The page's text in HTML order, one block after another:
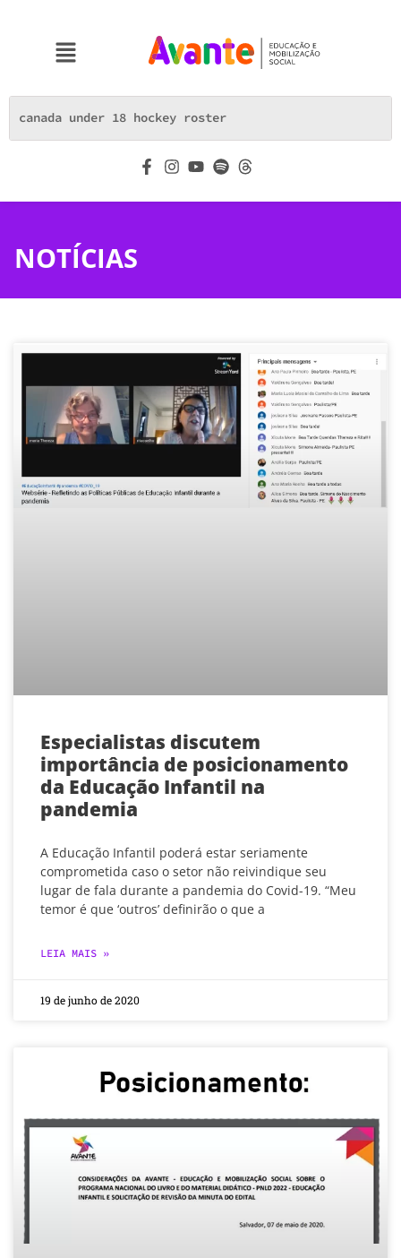
NOTÍCIAS
Especialistas discutem
importância de posicionamento
da Educação Infantil na
pandemia
A Educação Infantil poderá estar seriamente
comprometida caso o setor não reivindique seu
lugar de fala durante a pandemia do Covid-19. “Meu
temor é que ‘outros’ definirão o que a
LEIA MAIS »
19 de junho de 2020